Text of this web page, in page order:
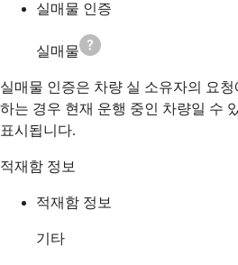
실매물 인증
실매물
실매물 인증은 차량 실 소유자의 요
하는 경우 현재 운행 중인 차량일 수
표시됩니다.
적재함 정보
적재함 정보
기타